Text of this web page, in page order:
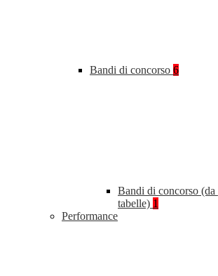
Bandi di concorso 6
Bandi di concorso
tabelle) 1
Performance